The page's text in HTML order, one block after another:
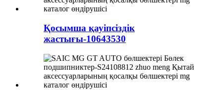
Қосымша қауіпсіздік
жастығы-10643530